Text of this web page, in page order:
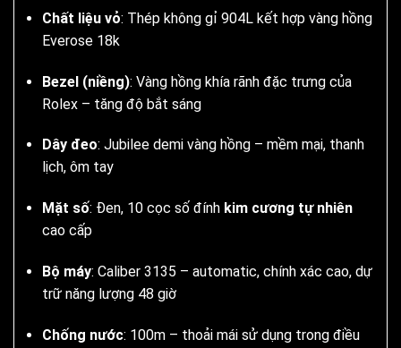
Chất liệu vỏ: Thép không gỉ 904L kết hợp vàng hồng
Everose 18k
Bezel (niềng): Vàng hồng khía rãnh đặc trưng của
Rolex – tăng độ bắt sáng
Dây đeo: Jubilee demi vàng hồng – mềm mại, thanh
lịch, ôm tay
Mặt số: Đen, 10 cọc số đính kim cương tự nhiên
cao cấp
Bộ máy: Caliber 3135 – automatic, chính xác cao, dự
trữ năng lượng 48 giờ
Chống nước: 100m – thoải mái sử dụng trong điều